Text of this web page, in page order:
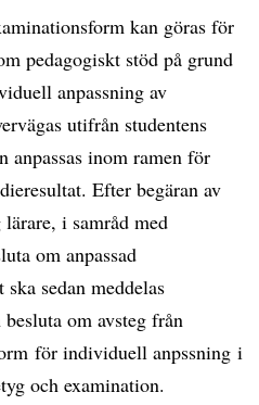
kan göras för
pedagogiskt stöd på grund
anpassning av
utifrån studentens
anpassas inom ramen för
Efter begäran av
i samråd med
om anpassad
sedan meddelas
om avsteg från
för individuell anpssning i
och examination.